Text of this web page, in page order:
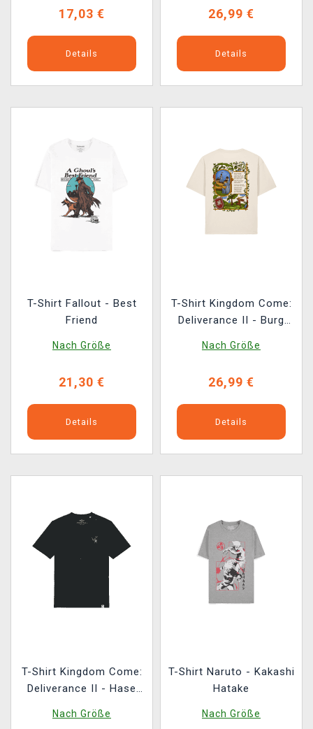
17,03 €
Details
26,99 €
Details
T-Shirt Fallout - Best
Friend
Nach Größe
21,30 €
Details
T-Shirt Kingdom Come:
Deliverance II - Burg
Nach Größe
26,99 €
Details
T-Shirt Kingdom Come:
Deliverance II - Hase
(Stickerei)
Nach Größe
T-Shirt Naruto - Kakashi
Hatake
Nach Größe